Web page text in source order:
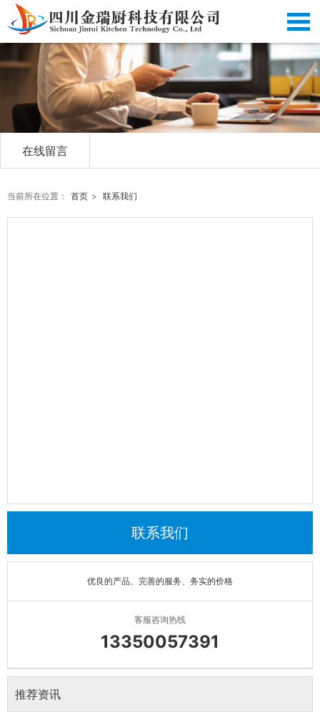
在线留言
当前所在位置： 首页 > 联系我们
联系我们
优良的产品、完善的服务、务实的价格
客服咨询热线
13350057391
推荐资讯